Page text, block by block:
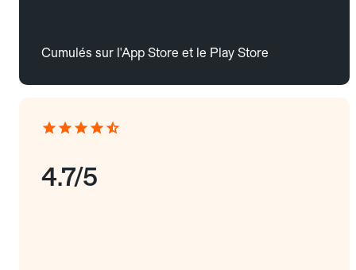
Cumulés sur l'App Store et le Play Store
4.7/5